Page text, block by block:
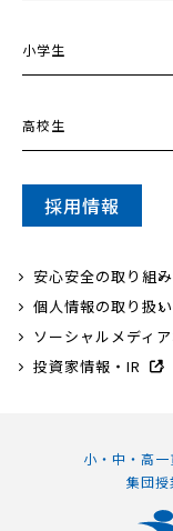
小・中・高
集団
小学生
高校生
採用情報
安心安全の取り組み
個人情報の取り扱い
ソーシャルメディ
投資家情報・IR